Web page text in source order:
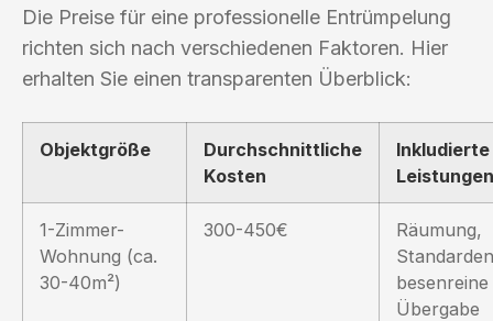
Die Preise für eine professionelle Entrümpelung
richten sich nach verschiedenen Faktoren. Hier
erhalten Sie einen transparenten Überblick:
Objektgröße
Durchschnittliche
Kosten
Inkludierte
Leistungen
1-Zimmer-
Wohnung (ca.
30-40m²)
300-450€
Räumung,
besenreine
Übergabe